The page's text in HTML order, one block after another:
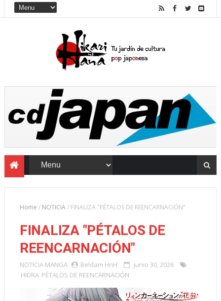
Home / NOTICIA/ FINALIZA "PÉTALOS DE REENCARNACIÓN"
FINALIZA "PÉTALOS DE
REENCARNACIÓN"
NOTICIA MANGA Beldam HnH
junio 30, 2026
HIDRA PÉTALOS DE REENCARNACIÓN